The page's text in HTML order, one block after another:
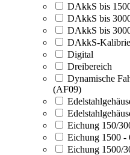
DAkkS bis
DAkkS bis
DAkkS bis
DAkkS-
Digital
Dreibereich
Dynamische
(AF09)
Eichung 150/
Eichung 1500 -
Eichung 1500/